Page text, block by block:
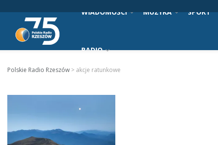
WIADOMOŚCI MUZYKA SPORT
RADIO
Polskie Radio Rzeszów > akcje ratunkowe